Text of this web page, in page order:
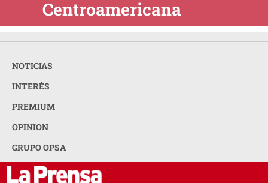
Centroamericana
NOTICIAS
INTERÉS
PREMIUM
OPINION
GRUPO OPSA